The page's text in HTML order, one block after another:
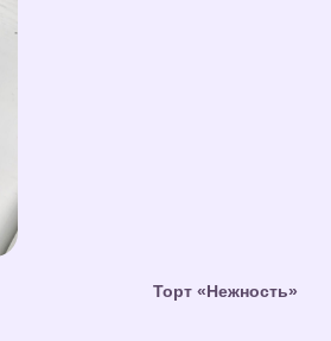
Торт «Нежность»